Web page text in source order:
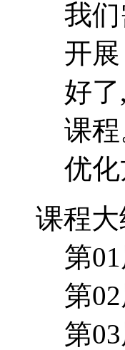
我
开
好
课
优
课程大
第
第
第